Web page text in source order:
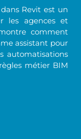
Revit est un
les agences et
comment
assistant pour
automatisations
métier BIM